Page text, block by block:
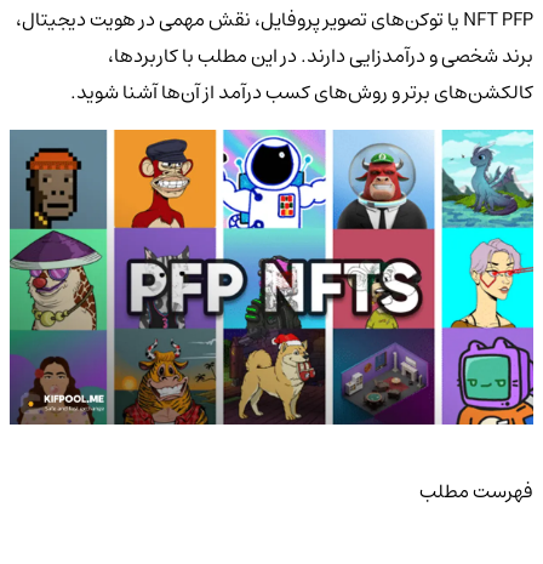
NFT PFP یا توکن‌های تصویر پروفایل، نقش مهمی در هویت دیجیتال،
برند شخصی و درآمدزایی دارند. در این مطلب با کاربردها،
کالکشن‌های برتر و روش‌های کسب درآمد از آن‌ها آشنا شوید.
فهرست مطلب